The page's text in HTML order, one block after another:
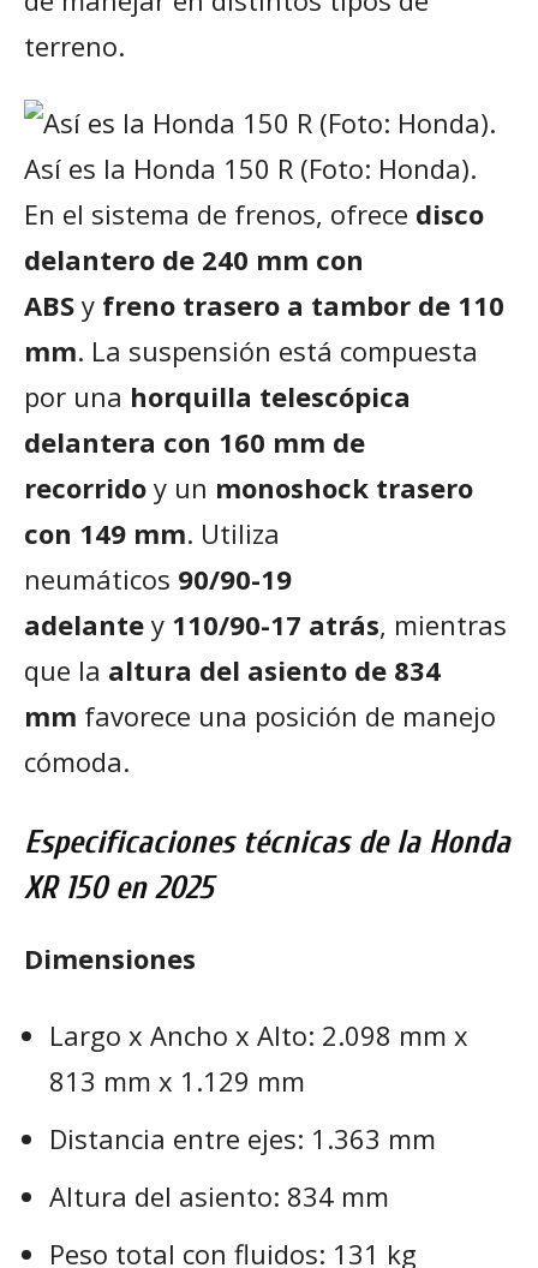
terreno.
Así es la Honda 150 R (Foto: Honda).
En el sistema de frenos, ofrece disco
delantero de 240 mm con
ABS y freno trasero a tambor de 110
mm. La suspensión está compuesta
por una horquilla telescópica
delantera con 160 mm de
recorrido y un monoshock trasero
con 149 mm. Utiliza
neumáticos 90/90-19
adelante y 110/90-17 atrás, mientras
que la altura del asiento de 834
mm favorece una posición de manejo
cómoda.
Especificaciones técnicas de la Honda
XR 150 en 2025
Dimensiones
Largo x Ancho x Alto: 2.098 mm x
813 mm x 1.129 mm
Distancia entre ejes: 1.363 mm
Altura del asiento: 834 mm
Peso total con fluidos: 131 kg